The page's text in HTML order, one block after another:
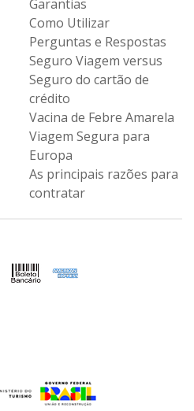
Garantias
Como Utilizar
Perguntas e Respostas
Seguro Viagem versus
Seguro do cartão de
crédito
Vacina de Febre Amarela
Viagem Segura para
Europa
As principais razões para
contratar